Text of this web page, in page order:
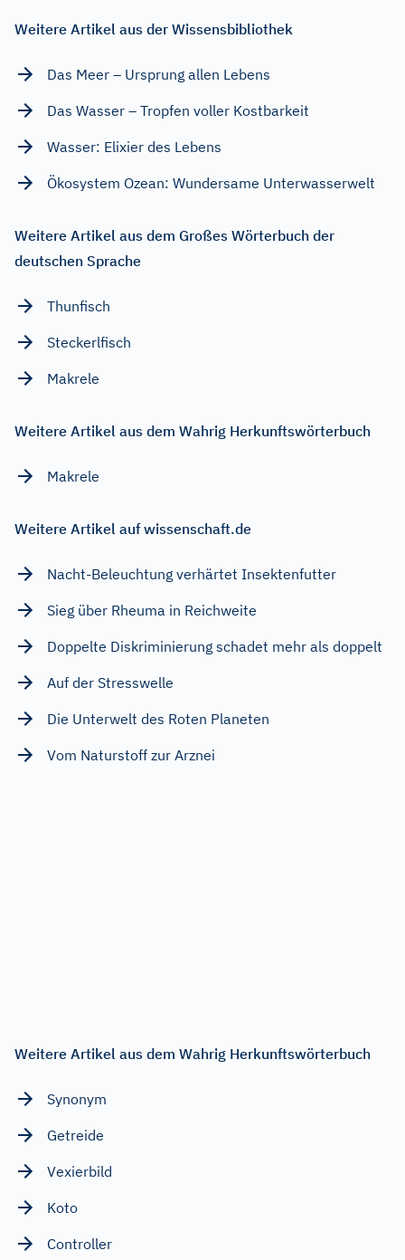
Weitere Artikel aus der Wissensbibliothek
Das Meer – Ursprung allen Lebens
Das Wasser – Tropfen voller Kostbarkeit
Wasser: Elixier des Lebens
Ökosystem Ozean: Wundersame Unterwasserwelt
Weitere Artikel aus dem Großes Wörterbuch der
deutschen Sprache
Thunfisch
Steckerlfisch
Makrele
Weitere Artikel aus dem Wahrig Herkunftswörterbuch
Makrele
Weitere Artikel auf wissenschaft.de
Nacht-Beleuchtung verhärtet Insektenfutter
Sieg über Rheuma in Reichweite
Doppelte Diskriminierung schadet mehr als doppelt
Auf der Stresswelle
Die Unterwelt des Roten Planeten
Vom Naturstoff zur Arznei
Weitere Artikel aus dem Wahrig Herkunftswörterbuch
Synonym
Getreide
Vexierbild
Koto
Controller